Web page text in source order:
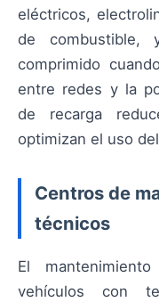
eléctricos,
de combustible,
comprimido
entre redes y la
de recarga
optimizan el uso
Centros de
técnicos
El
vehículos con